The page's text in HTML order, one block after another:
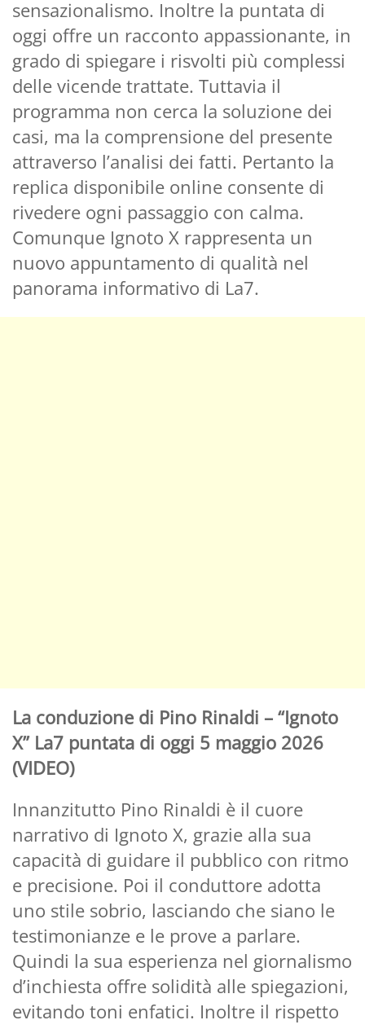
sensazionalismo. Inoltre la puntata di
oggi offre un racconto appassionante, in
grado di spiegare i risvolti più complessi
delle vicende trattate. Tuttavia il
programma non cerca la soluzione dei
casi, ma la comprensione del presente
attraverso l’analisi dei fatti. Pertanto la
replica disponibile online consente di
rivedere ogni passaggio con calma.
Comunque Ignoto X rappresenta un
nuovo appuntamento di qualità nel
panorama informativo di La7.
La conduzione di Pino Rinaldi – “Ignoto
X” La7 puntata di oggi 5 maggio 2026
(VIDEO)
Innanzitutto Pino Rinaldi è il cuore
narrativo di Ignoto X, grazie alla sua
capacità di guidare il pubblico con ritmo
e precisione. Poi il conduttore adotta
uno stile sobrio, lasciando che siano le
testimonianze e le prove a parlare.
Quindi la sua esperienza nel giornalismo
d’inchiesta offre solidità alle spiegazioni,
evitando toni enfatici. Inoltre il rispetto